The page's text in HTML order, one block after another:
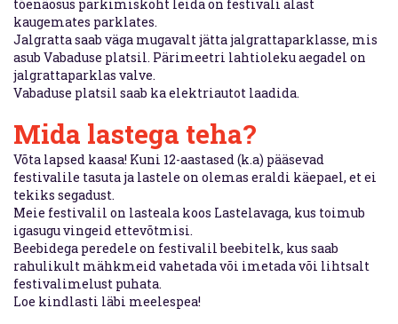
tõenäosus parkimiskoht leida on festivali alast
kaugemates parklates.
Jalgratta saab väga mugavalt jätta jalgrattaparklasse, mis
asub Vabaduse platsil. Pärimeetri lahtioleku aegadel on
jalgrattaparklas valve.
Vabaduse platsil saab ka elektriautot laadida.
Mida lastega teha?
Võta lapsed kaasa! Kuni 12-aastased (k.a) pääsevad
festivalile tasuta ja lastele on olemas eraldi käepael, et ei
tekiks segadust.
Meie festivalil on lasteala koos Lastelavaga, kus toimub
igasugu vingeid ettevõtmisi.
Beebidega peredele on festivalil beebitelk, kus saab
rahulikult mähkmeid vahetada või imetada või lihtsalt
festivalimelust puhata.
Loe kindlasti läbi meelespea!